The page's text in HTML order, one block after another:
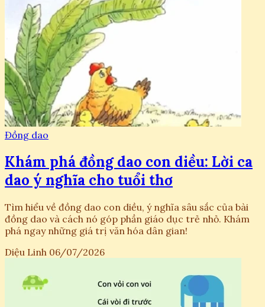
Đồng dao
Khám phá đồng dao con diều: Lời ca
dao ý nghĩa cho tuổi thơ
Tìm hiểu về đồng dao con diều, ý nghĩa sâu sắc của bài
đồng dao và cách nó góp phần giáo dục trẻ nhỏ. Khám
phá ngay những giá trị văn hóa dân gian!
Diệu Linh 06/07/2026